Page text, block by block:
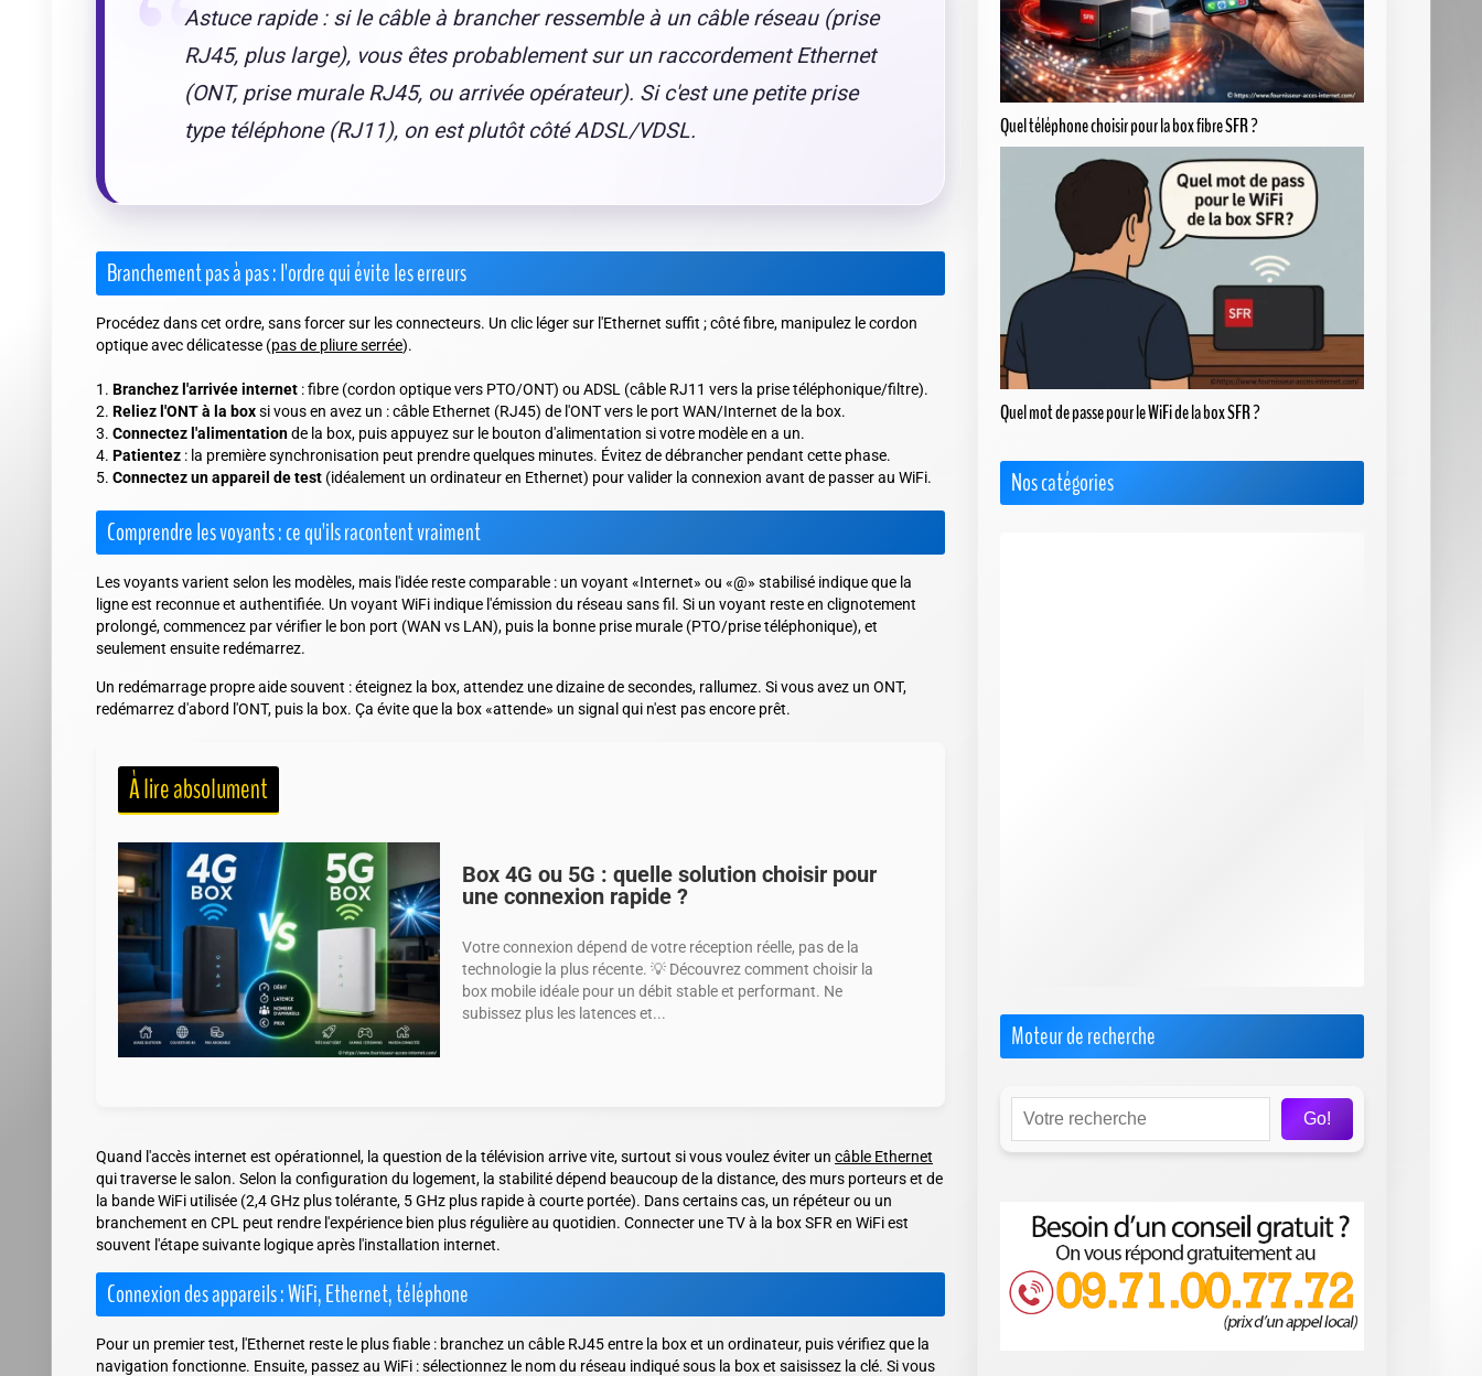
Astuce rapide : si le câble à brancher ressemble à un câble réseau (prise
RJ45, plus large), vous êtes probablement sur un raccordement Ethernet
(ONT, prise murale RJ45, ou arrivée opérateur). Si c'est une petite prise
type téléphone (RJ11), on est plutôt côté ADSL/VDSL.
Branchement pas à pas : l'ordre qui évite les erreurs
Procédez dans cet ordre, sans forcer sur les connecteurs. Un clic léger sur l'Ethernet suffit ; côté fibre, manipulez le cordon
optique avec délicatesse (pas de pliure serrée).
Branchez l'arrivée internet : fibre (cordon optique vers PTO/ONT) ou ADSL (câble RJ11 vers la prise téléphonique/filtre).
Reliez l'ONT à la boxsi vous en avez un : câble Ethernet (RJ45) de l'ONT vers le port WAN/Internet de la box.
Connectez l'alimentationde la box, puis appuyez sur le bouton d'alimentation si votre modèle en a un.
Patientez : la première synchronisation peut prendre quelques minutes. Évitez de débrancher pendant cette phase.
Connectez un appareil de test (idéalement un ordinateur en Ethernet) pour valider la connexion avant de passer au WiFi.
Comprendre les voyants : ce qu'ils racontent vraiment
Les voyants varient selon les modèles, mais l'idée reste comparable : un voyant «Internet» ou «@» stabilisé indique que la
ligne est reconnue et authentifiée. Un voyant WiFi indique l'émission du réseau sans fil. Si un voyant reste en clignotement
prolongé, commencez par vérifier le bon port (WAN vs LAN), puis la bonne prise murale (PTO/prise téléphonique), et
seulement ensuite redémarrez.
Un redémarrage propre aide souvent : éteignez la box, attendez une dizaine de secondes, rallumez. Si vous avez un ONT,
redémarrez d'abord l'ONT, puis la box. Ça évite que la box «attende» un signal qui n'est pas encore prêt.
À lire absolument
Box 4G ou 5G : quelle solution choisir pour
une connexion rapide ?
Votre connexion dépend de votre réception réelle, pas de la
technologie la plus récente. 💡 Découvrez comment choisir la
box mobile idéale pour un débit stable et performant. Ne
subissez plus les latences et...
Quand l'accès internet est opérationnel, la question de la télévision arrive vite, surtout si vous voulez éviter un câble Ethernet
qui traverse le salon. Selon la configuration du logement, la stabilité dépend beaucoup de la distance, des murs porteurs et de
la bande WiFi utilisée (2,4 GHz plus tolérante, 5 GHz plus rapide à courte portée). Dans certains cas, un répéteur ou un
branchement en CPL peut rendre l'expérience bien plus régulière au quotidien. Connecter une TV à la box SFR en WiFi est
souvent l'étape suivante logique après l'installation internet.
Connexion des appareils : WiFi, Ethernet, téléphone
Pour un premier test, l'Ethernet reste le plus fiable : branchez un câble RJ45 entre la box et un ordinateur, puis vérifiez que la
navigation fonctionne. Ensuite, passez au WiFi : sélectionnez le nom du réseau indiqué sous la box et saisissez la clé. Si vous
Quel téléphone choisir pour la box fibre SFR ?
Quel mot de passe pour le WiFi de la box SFR ?
Nos catégories
Moteur de recherche
Go!